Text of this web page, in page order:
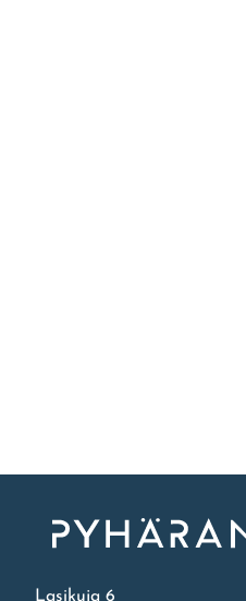
Lasikuja 6